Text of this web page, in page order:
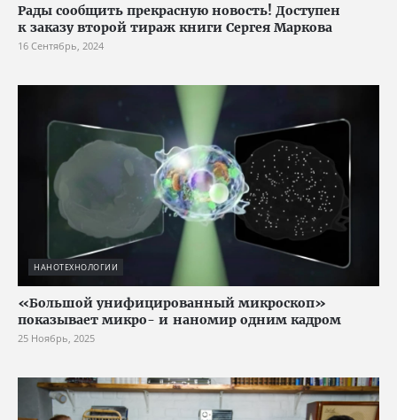
Рады сообщить прекрасную новость! Доступен
к заказу второй тираж книги Сергея Маркова
16 Сентябрь, 2024
НАНОТЕХНОЛОГИИ
«Большой унифицированный микроскоп»
показывает микро- и наномир одним кадром
25 Ноябрь, 2025